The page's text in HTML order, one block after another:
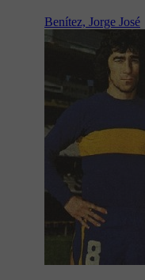
Benítez, Jorge José